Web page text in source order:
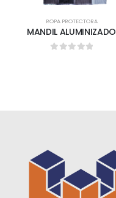
ROPA PROTECTORA
MANDIL ALUMINIZADO